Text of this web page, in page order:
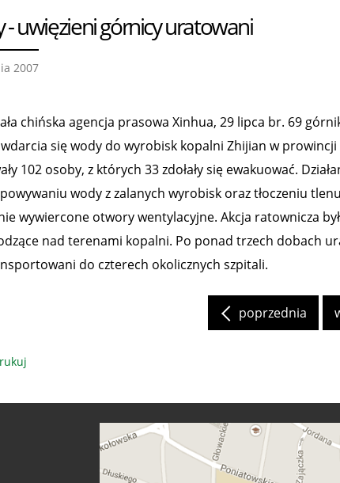
- uwięzieni górnicy uratowani
2007
chińska agencja prasowa Xinhua, 29 lipca br. 69
się wody do wyrobisk kopalni Zhijian w
102 osoby, z których 33 zdołały się ewakuować.
wody z zalanych wyrobisk oraz tłoczeniu
wywiercone otwory wentylacyjne. Akcja ratownicza
nad terenami kopalni. Po ponad trzech dobach
do czterech okolicznych szpitali.
poprzednia